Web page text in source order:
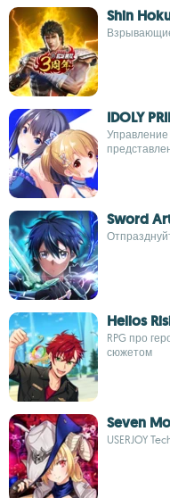
Shin
IDOLY
Sword
Helios
RPG про
сюжетом
Seven
USERJOY